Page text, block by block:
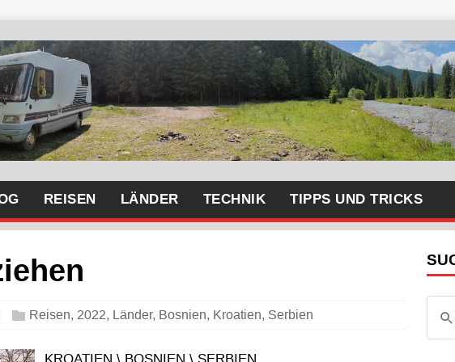
REISEN LÄNDER TECHNIK TIPPS UND TRICKS
Reisen, 2022, Länder, Bosnien, Kroatien, Serbien